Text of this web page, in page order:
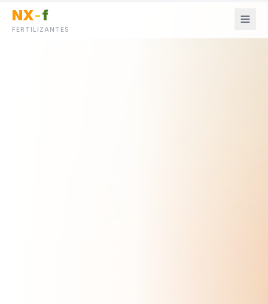
NX-f
FERTILIZANTES